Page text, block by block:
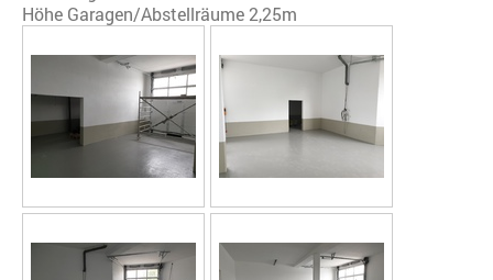
Höhe Garagen/Abstellräume 2,25m